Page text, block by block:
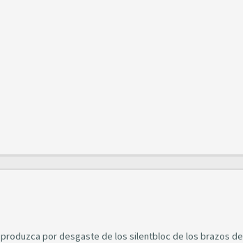
por desgaste de los silentbloc de los brazos de